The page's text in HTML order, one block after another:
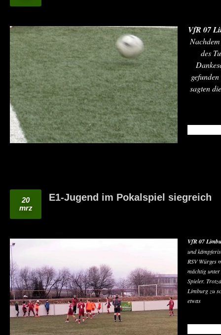
VfR 07
des
sagten
20
mrz
E1-Jugend im Pokalspiel siegreich
VfR 07
und
RSV Würges
mächtig
Spieler.
Limburg zu
etwas